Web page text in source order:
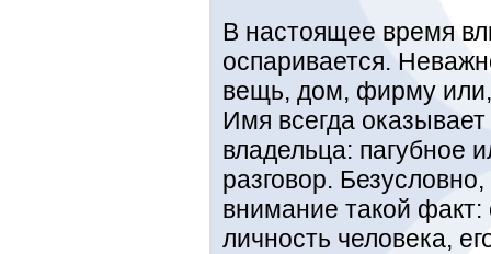
В настоящее время
оспаривается.
вещь, дом, фирму или,
Имя всегда
владельца: пагубное
разговор.
внимание такой факт:
личность человека,